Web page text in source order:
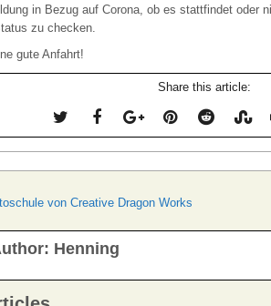
in Bezug auf Corona, ob es stattfindet oder
zu checken.
gute Anfahrt!
Share this article:
von Creative Dragon Works
Henning